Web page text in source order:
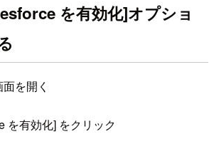
を有効化]オプショ
を開く
を有効化] をクリック